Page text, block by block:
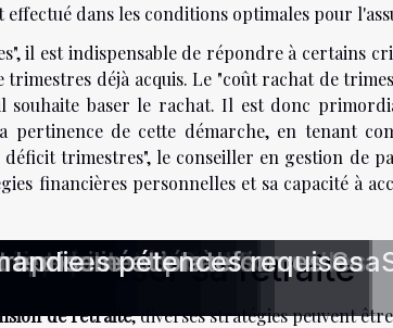
dans les conditions optimales pour
il est indispensable de répondre à certains
déjà acquis. Le "coût rachat de
souhaite baser le rachat. Il est donc
de cette démarche, en tenant
trimestres", le conseiller en gestion de
financières personnelles et sa capacité à
optimiser sa retraite
de retraite, diverses stratégies peuvent
de construction
votre entreprise ?
nouveautés ?
?
bancaires traditionnelles
trentaine
après un décès
nationales
mesure et plateformes
les compétences requises